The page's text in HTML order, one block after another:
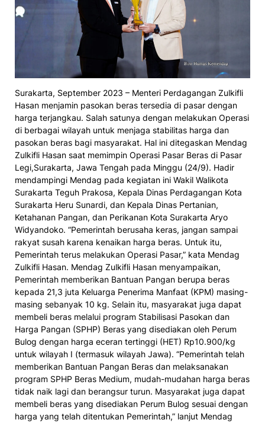
Surakarta, September 2023 – Menteri Perdagangan Zulkifli
Hasan menjamin pasokan beras tersedia di pasar dengan
harga terjangkau. Salah satunya dengan melakukan Operasi
di berbagai wilayah untuk menjaga stabilitas harga dan
pasokan beras bagi masyarakat. Hal ini ditegaskan Mendag
Zulkifli Hasan saat memimpin Operasi Pasar Beras di Pasar
Legi,Surakarta, Jawa Tengah pada Minggu (24/9). Hadir
mendampingi Mendag pada kegiatan ini Wakil Walikota
Surakarta Teguh Prakosa, Kepala Dinas Perdagangan Kota
Surakarta Heru Sunardi, dan Kepala Dinas Pertanian,
Ketahanan Pangan, dan Perikanan Kota Surakarta Aryo
Widyandoko. “Pemerintah berusaha keras, jangan sampai
rakyat susah karena kenaikan harga beras. Untuk itu,
Pemerintah terus melakukan Operasi Pasar,” kata Mendag
Zulkifli Hasan. Mendag Zulkifli Hasan menyampaikan,
Pemerintah memberikan Bantuan Pangan berupa beras
kepada 21,3 juta Keluarga Penerima Manfaat (KPM) masing-
masing sebanyak 10 kg. Selain itu, masyarakat juga dapat
membeli beras melalui program Stabilisasi Pasokan dan
Harga Pangan (SPHP) Beras yang disediakan oleh Perum
Bulog dengan harga eceran tertinggi (HET) Rp10.900/kg
untuk wilayah I (termasuk wilayah Jawa). “Pemerintah telah
memberikan Bantuan Pangan Beras dan melaksanakan
program SPHP Beras Medium, mudah-mudahan harga beras
tidak naik lagi dan berangsur turun. Masyarakat juga dapat
membeli beras yang disediakan Perum Bulog sesuai dengan
harga yang telah ditentukan Pemerintah,” lanjut Mendag